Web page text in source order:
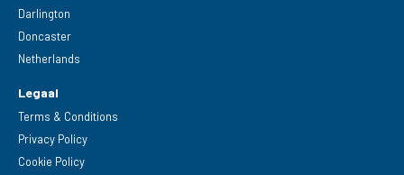
Darlington
Doncaster
Netherlands
Legaal
Terms & Conditions
Privacy Policy
Cookie Policy